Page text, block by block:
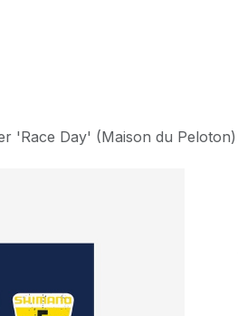
'Race Day' (Maison du Peloton)